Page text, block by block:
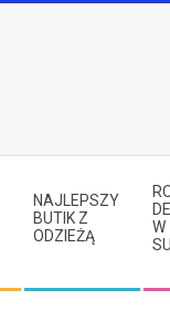
NAJLEPSZY
BUTIK Z
ODZIEŻĄ
W